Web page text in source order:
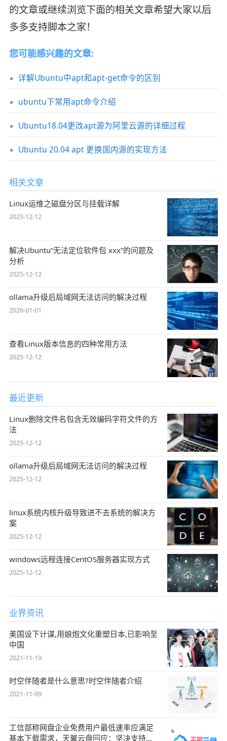
的文章或继续浏览下面的相关文章希望大家以后
多多支持脚本之家！
您可能感兴趣的文章:
详解Ubuntu中apt和apt-get命令的区别
ubuntu下常用apt命令介绍
Ubuntu18.04更改apt源为阿里云源的详细过程
Ubuntu 20.04 apt 更换国内源的实现方法
相关文章
Linux运维之磁盘分区与挂载详解
2025-12-12
解决Ubuntu“无法定位软件包 xxx”的问题及
分析
2025-12-12
ollama升级后局域网无法访问的解决过程
2026-01-01
查看Linux版本信息的四种常用方法
2025-12-12
最近更新
Linux删除文件名包含无效编码字符文件的方
法
2025-12-12
ollama升级后局域网无法访问的解决过程
2025-12-12
linux系统内核升级导致进不去系统的解决方
案
2025-12-12
windows远程连接CentOS服务器实现方式
2025-12-12
业界资讯
美国设下计谋,用娘炮文化重塑日本,已影响至
中国
2021-11-19
时空伴随者是什么意思?时空伴随者介绍
2021-11-09
工信部称网盘企业免费用户最低速率应满足
基本下载需求，天翼云盘回应：坚决支持，